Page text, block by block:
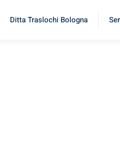
Ditta Traslochi Bologna